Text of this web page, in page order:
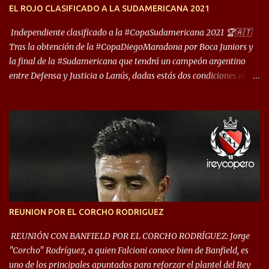
deporte”, afirmó Facundo Moyano. “Creo que Avellaneda...
EL ROJO CLASIFICADO A LA SUDAMERICANA 2021
Independiente clasificado a la #CopaSudamericana 2021 🏆🇦🇹
Tras la obtención de la #CopaDiegoMaradona por Boca Juniors y
la final de la #Sudamericana que tendrá un campeón argentino
entre Defensa y Justicia o Lanús, dadas estás dos condiciones el
que iniciará en fase de grupos con 6 partidos, de los cuales sólo los
primeros de cada grupo jugarán los 8vos. con los 3ros. mejores de
las fases de grupos de la #CopaLibertadores 2021. ¡Este año hay
noche de Copas Rey! ⚽🇦🇹👑🏆.
REUNION POR EL CORCHO RODRIGUEZ
REUNIÓN CON BANFIELD POR EL CORCHO RODRÍGUEZ: Jorge
"Corcho" Rodríguez, a quien Falcioni conoce bien de Banfield, es
uno de los principales apuntados para reforzar el plantel del Rey